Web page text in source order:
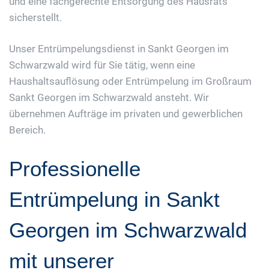
sicherstellt.
Unser Entrümpelungsdienst in Sankt Georgen im
Schwarzwald wird für Sie tätig, wenn eine
Haushaltsauflösung oder Entrümpelung im Großraum
Sankt Georgen im Schwarzwald ansteht. Wir
übernehmen Aufträge im privaten und gewerblichen
Bereich.
Professionelle
Entrümpelung in Sankt
Georgen im Schwarzwald
mit unserer